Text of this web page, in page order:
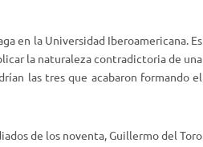
en la Universidad Iberoamericana. Es
la naturaleza contradictoria de una
las tres que acabaron formando el
de los noventa, Guillermo del Toro